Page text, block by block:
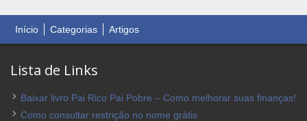
Início Categorias Artigos
Lista de Links
Baixar livro Pai Rico Pai Pobre – Como melhorar suas finanças!
Como consultar restrição no nome grátis